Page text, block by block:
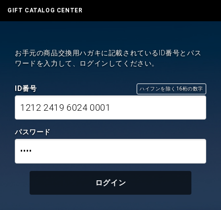
GIFT CATALOG CENTER
お手元の商品交換用ハガキに記載されているID番号とパス
ワードを入力して、ログインしてください。
ID番号 ハイフンを除く16桁の数字
1212 2419 6024 0001
パスワード